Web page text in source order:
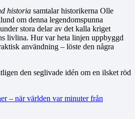
historia samtalar historikerna Olle
om denna legendomspunna
stora delar av det kalla kriget
livlina. Hur var heta linjen uppbyggd
användning – löste den några
den seglivade idén om en ilsket röd
– när världen var minuter från